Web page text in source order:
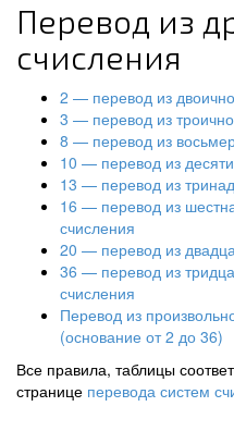
Перевод из
счисления
2 — перевод из
3 — перевод из
8 — перевод из
10 — перевод из
13 — перевод из
16 — перевод из
счисления
20 — перевод из
36 — перевод из
счисления
Перевод из
(основание от 2 до 36)
Все правила, таблицы
странице перевода систем